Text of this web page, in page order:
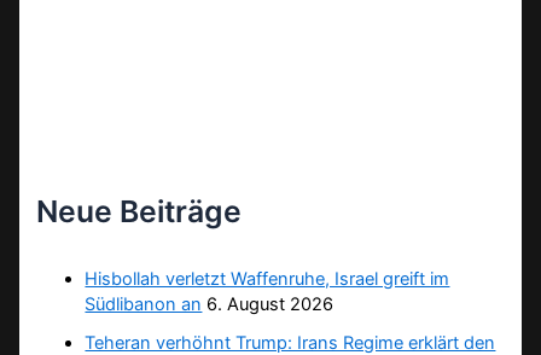
Neue Beiträge
Hisbollah verletzt Waffenruhe, Israel greift im
Südlibanon an 6. August 2026
Teheran verhöhnt Trump: Irans Regime erklärt den